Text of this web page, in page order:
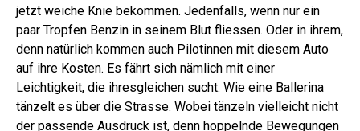
jetzt weiche Knie bekommen. Jedenfalls, wenn nur ein
paar Tropfen Benzin in seinem Blut fliessen. Oder in ihrem,
denn natürlich kommen auch Pilotinnen mit diesem Auto
auf ihre Kosten. Es fährt sich nämlich mit einer
Leichtigkeit, die ihresgleichen sucht. Wie eine Ballerina
tänzelt es über die Strasse. Wobei tänzeln vielleicht nicht
der passende Ausdruck ist, denn hoppelnde Bewegungen